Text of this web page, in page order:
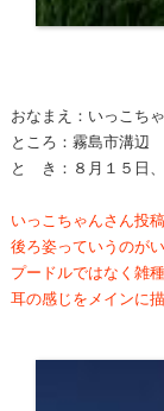
おなまえ：いっこち
ところ：霧島市溝辺
と き：８月１５日
いっこちゃんさん投
後ろ姿っていうのが
プードルではなく雑
耳の感じをメインに